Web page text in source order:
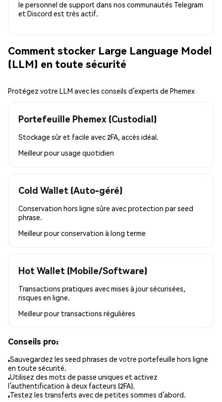
le personnel de support dans nos communautés Telegram
et Discord est très actif.
Comment stocker Large Language Model
(LLM) en toute sécurité
Protégez votre LLM avec les conseils d’experts de Phemex
Portefeuille Phemex (Custodial)
Stockage sûr et facile avec 2FA, accès idéal.
Meilleur pourusage quotidien
Cold Wallet (Auto-géré)
Conservation hors ligne sûre avec protection par seed
phrase.
Meilleur pourconservation à long terme
Hot Wallet (Mobile/Software)
Transactions pratiques avec mises à jour sécurisées,
risques en ligne.
Meilleur pour transactions régulières
Conseils pro:
Sauvegardez les seed phrases de votre portefeuille hors ligne
en toute sécurité.
Utilisez des mots de passe uniques et activez
l’authentification à deux facteurs (2FA).
Testez les transferts avec de petites sommes d’abord.